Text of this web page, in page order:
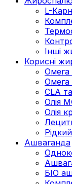
L-
Інші
Корисні
Омега
Омега
CLA
Олія
Олія
Ашваганда
БІО